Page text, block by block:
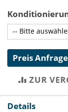
Preis
ZUR
Details